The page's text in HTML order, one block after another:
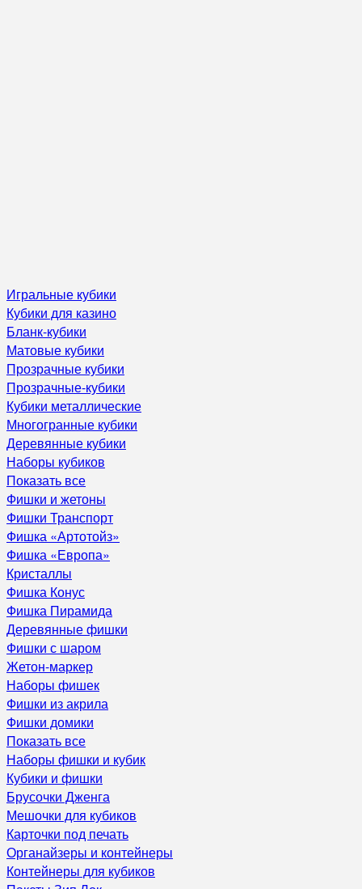
Игральные кубики
Кубики для казино
Бланк-кубики
Матовые кубики
Прозрачные кубики
Прозрачные-кубики
Кубики металлические
Многогранные кубики
Деревянные кубики
Наборы кубиков
Показать все
Фишки и жетоны
Фишки Транспорт
Фишка «Артотойз»
Фишка «Европа»
Кристаллы
Фишка Конус
Фишка Пирамида
Деревянные фишки
Фишки с шаром
Жетон-маркер
Наборы фишек
Фишки из акрила
Фишки домики
Показать все
Наборы фишки и кубик
Кубики и фишки
Брусочки Дженга
Мешочки для кубиков
Карточки под печать
Органайзеры и контейнеры
Контейнеры для кубиков